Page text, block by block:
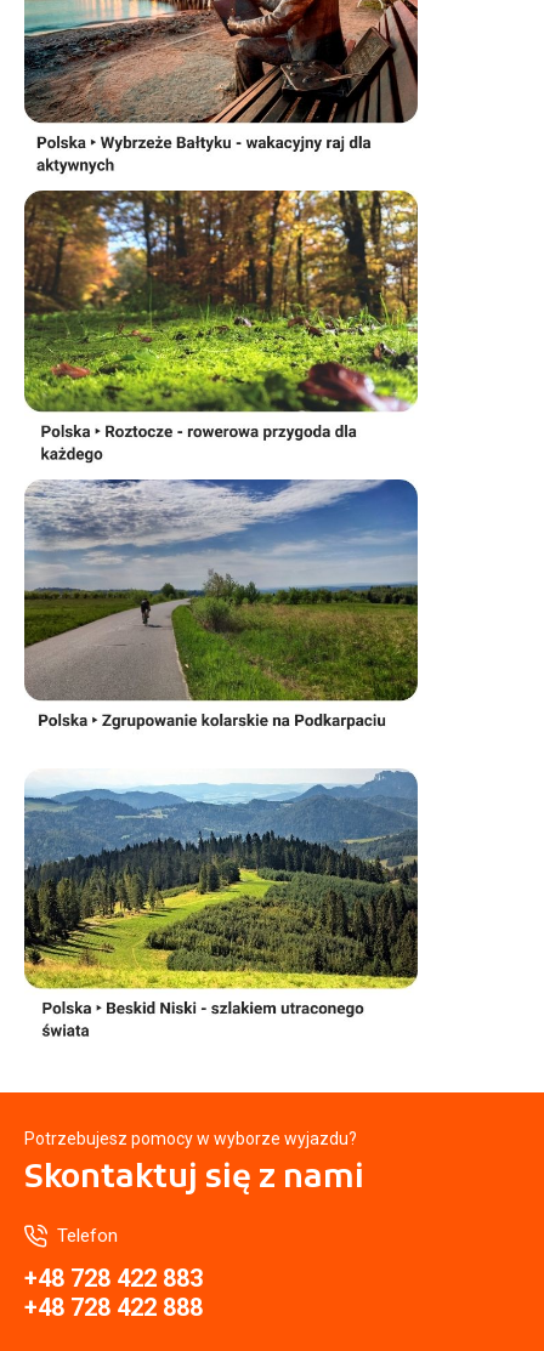
Potrzebujesz pomocy w wyborze wyjazdu?
Skontaktuj się z nami
Telefon
+48 728 422 883
+48 728 422 888